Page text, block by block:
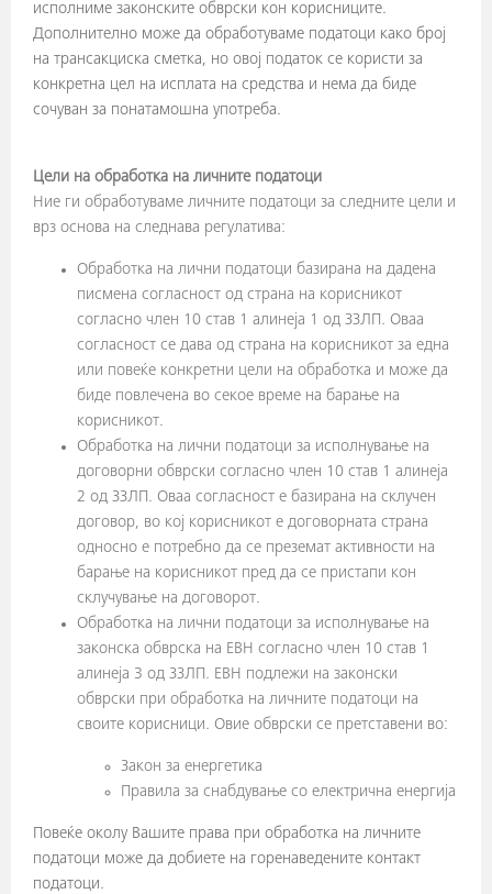
исполниме законските обврски кон корисниците.
Дополнително може да обработуваме податоци како број
на трансакциска сметка, но овој податок се користи за
конкретна цел на исплата на средства и нема да биде
сочуван за понатамошна употреба.
Цели на обработка на личните податоци
Ние ги обработуваме личните податоци за следните цели и
врз основа на следнава регулатива:
Обработка на лични податоци базирана на дадена
писмена согласност од страна на корисникот
согласно член 10 став 1 алинеја 1 од ЗЗЛП. Оваа
согласност се дава од страна на корисникот за една
или повеќе конкретни цели на обработка и може да
биде повлечена во секое време на барање на
корисникот.
Обработка на лични податоци за исполнување на
договорни обврски согласно член 10 став 1 алинеја
2 од ЗЗЛП. Оваа согласност е базирана на склучен
договор, во кој корисникот е договорната страна
односно е потребно да се преземат активности на
барање на корисникот пред да се пристапи кон
склучување на договорот.
Обработка на лични податоци за исполнување на
законска обврска на ЕВН согласно член 10 став 1
алинеја 3 од ЗЗЛП. ЕВН подлежи на законски
обврски при обработка на личните податоци на
своите корисници. Овие обврски се претставени во:
Закон за енергетика
Правила за снабдување со електрична енергија
Повеќе околу Вашите права при обработка на личните
податоци може да добиете на горенаведените контакт
податоци.